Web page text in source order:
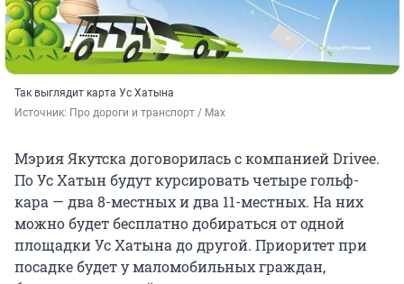
Так выглядит карта Ус Хатына
Источник: Про дороги и транспорт / Max
Мэрия Якутска договорилась с компанией Drivee.
По Ус Хатын будут курсировать четыре гольф-
кара — два 8-местных и два 11-местных. На них
можно будет бесплатно добираться от одной
площадки Ус Хатына до другой. Приоритет при
посадке будет у маломобильных граждан,